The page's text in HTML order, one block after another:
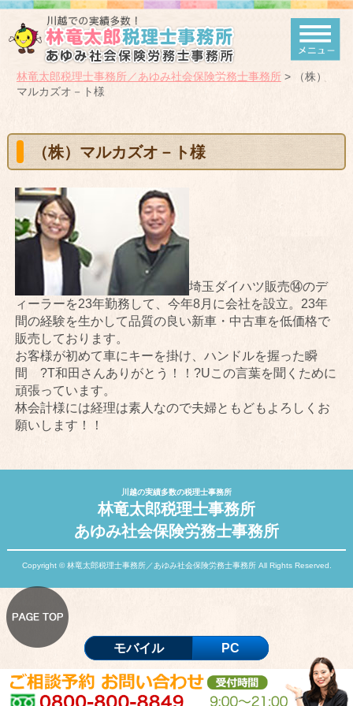
林竜太郎税理士事務所／あゆみ社会保険労務士事務所>
（株）
マルカズオ－ト様
（株）マルカズオ－ト様
埼玉ダイハツ販売⑭のデ
ィーラーを23年勤務して、今年8月に会社を設立。23年
間の経験を生かして品質の良い新車・中古車を低価格で
販売しております。
お客様が初めて車にキーを掛け、ハンドルを握った瞬
間 ?T和田さんありがとう！！?Uこの言葉を聞くために
頑張っています。
林会計様には経理は素人なので夫婦ともどもよろしくお
願いします！！
川越の実績多数の税理士事務所
林竜太郎税理士事務所
あゆみ社会保険労務士事務所
Copyright © 林竜太郎税理士事務所／あゆみ社会保険労務士事務所 All Rights Reserved.
モバイル PC